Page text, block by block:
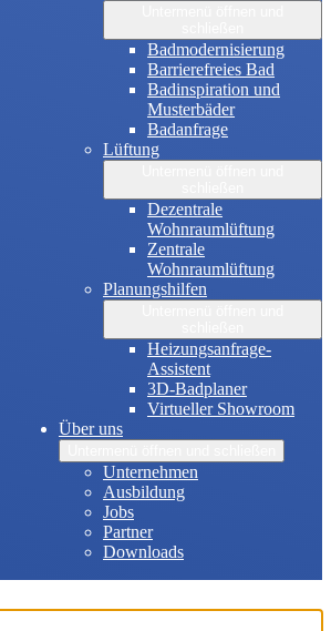
Badmodernisierung
Barrierefreies Bad
Badinspiration und
Musterbäder
Badanfrage
Lüftung
Dezentrale
Wohnraumlüftung
Zentrale
Wohnraumlüftung
Planungshilfen
Heizungsanfrage-
Assistent
3D-Badplaner
Virtueller Showroom
Über uns
Unternehmen
Ausbildung
Jobs
Partner
Downloads